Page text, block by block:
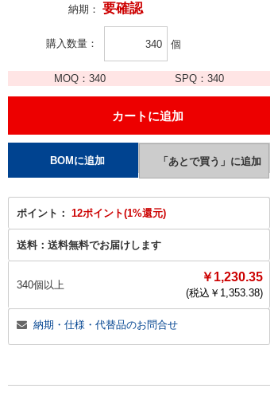
納期： 要確認
購入数量 個
MOQ：340 SPQ： 340
ポイント： 12ポイント(1%還元)
送料： 送料無料でお届けします
340個以上
￥1,230.35
(税込￥ 1,353.38)
納期・仕様・代替品のお問合せ